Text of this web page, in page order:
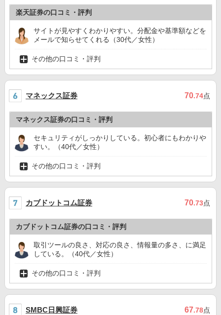
楽天証券の口コミ・評判
サイトが見やすくわかりやすい。分配金や基準額などを
メールで知らせてくれる（30代／女性）
その他の口コミ・評判
マネックス証券 70.74点
マネックス証券の口コミ・評判
セキュリティがしっかりしている。初心者にもわかりや
すい。（40代／女性）
その他の口コミ・評判
カブドットコム証券 70.73点
カブドットコム証券の口コミ・評判
取引ツールの良さ、対応の良さ、情報量の多さ、に満足
している。（40代／女性）
その他の口コミ・評判
SMBC日興証券 67.78点